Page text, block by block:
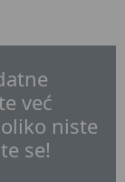
već
niste
se!